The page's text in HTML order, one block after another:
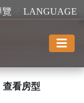
覽 LANGUAGE
查看房型